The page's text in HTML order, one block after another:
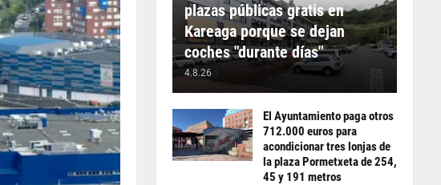
plazas públicas gratis en
Kareaga porque se dejan
coches "durante días"
4.8.26
El Ayuntamiento paga otros
712.000 euros para
acondicionar tres lonjas de
la plaza Pormetxeta de 254,
45 y 191 metros